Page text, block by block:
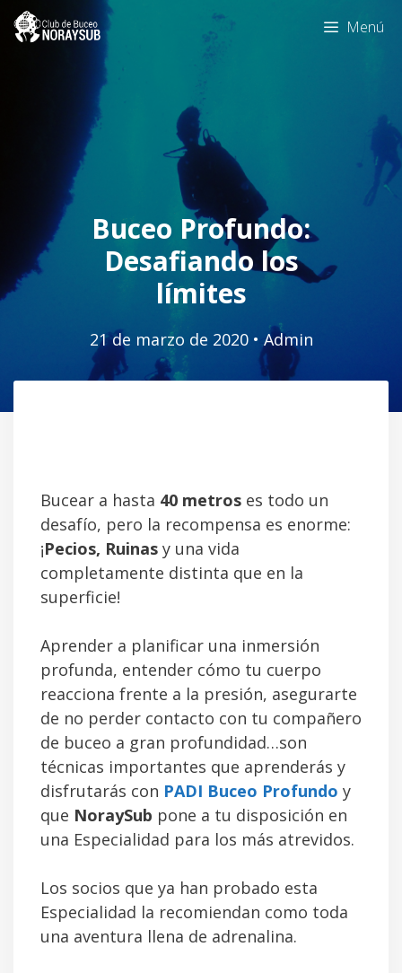
Saltar
Menú
Buceo Profundo:
Desafiando los
límites
21 de marzo de 2020• Admin
Bucear a hasta 40 metros es todo un
desafío, pero la recompensa es enorme:
¡Pecios, Ruinas y una vida
completamente distinta que en la
superficie!
Aprender a planificar una inmersión
profunda, entender cómo tu cuerpo
reacciona frente a la presión, asegurarte
de no perder contacto con tu compañero
de buceo a gran profundidad…son
técnicas importantes que aprenderás y
disfrutarás con PADI Buceo Profundo y
que NoraySub pone a tu disposición en
una Especialidad para los más atrevidos.
Los socios que ya han probado esta
Especialidad la recomiendan como toda
una aventura llena de adrenalina.